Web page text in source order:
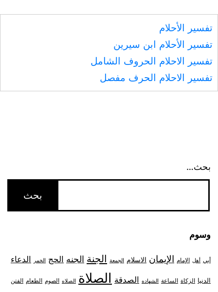
تفسير الأحلام
تفسير الأحلام ابن سيرين
تفسير الاحلام الحروف الشامل
تفسير الاحلام الحرف مفصل
بحث…
وسوم
أبي أهل الإمام الإيمان الاسلام الجمعة الجنة الجنه الحج الخمر الدعاء
الدنيا الزكاة الساعة الشهاده الصدقة الصلاة الصلاه الصوم الطعام الفتن